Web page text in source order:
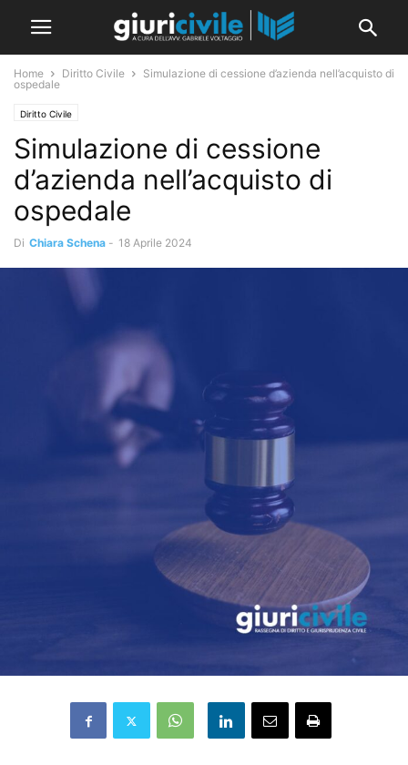
Home Diritto Civile
Simulazione di cessione d’azienda nell’acquisto di
ospedale
Diritto Civile
Simulazione di cessione
d’azienda nell’acquisto di
ospedale
Di Chiara Schena - 18 Aprile 2024